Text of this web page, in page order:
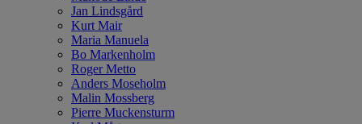
Jan Lindsgård
Kurt Mair
Maria Manuela
Bo Markenholm
Roger Metto
Anders Moseholm
Malin Mossberg
Pierre Muckensturm